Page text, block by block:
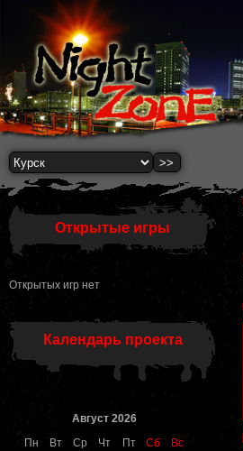
Открытые игры
Открытых игр нет
Календарь проекта
Август 2026
Пн
Вт Ср Чт Пт Сб
Вс